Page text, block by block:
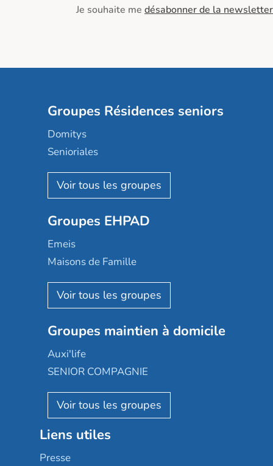
Je souhaite me désabonner de la newsletter
Groupes Résidences seniors
Domitys
Senioriales
Nohée
Les Résidentiels
Mobicap
Domusvi
Happy Senior
Aquarelia
Nexity edenea
Les jardins d'Arcadie
Occitalia
Appartseniors
Reseda
Stella management
Les villages d'or
Sérénys
Groupes EHPAD
Emeis
Maisons de Famille
Korian
Emera
Groupe SOS
Le Noble Âge
Almage
Résidalya
Groupe aplus
Groupes maintien à domicile
Auxi'life
SENIOR COMPAGNIE
AGE D'OR Services
Liens utiles
Presse